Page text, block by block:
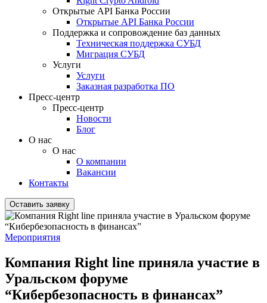
Открытые API Банка России
Открытые API Банка России
Поддержка и сопровождение баз данных
Техническая поддержка СУБД
Миграция СУБД
Услуги
Услуги
Заказная разработка ПО
Пресс-центр
Пресс-центр
Новости
Блог
О нас
О нас
О компании
Вакансии
Контакты
Оставить заявку
Мероприятия
Компания Right line приняла участие в
Уральском форуме
“Кибербезопасность в финансах”